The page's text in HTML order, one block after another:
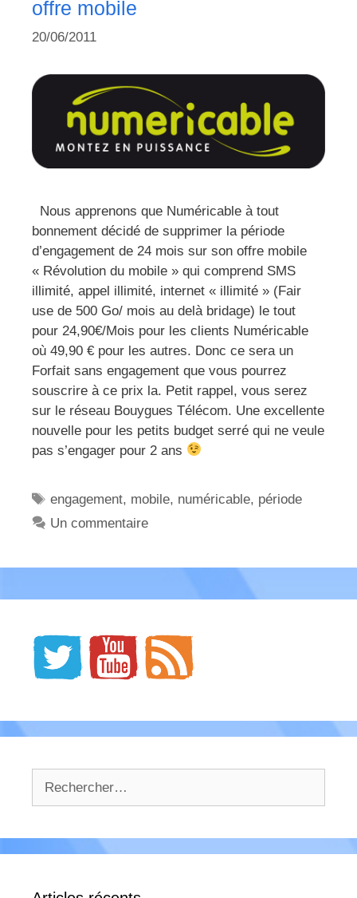
offre mobile
20/06/2011
Nous apprenons que Numéricable à tout
bonnement décidé de supprimer la période
d’engagement de 24 mois sur son offre mobile
« Révolution du mobile » qui comprend SMS
illimité, appel illimité, internet « illimité » (Fair
use de 500 Go/ mois au delà bridage) le tout
pour 24,90€/Mois pour les clients Numéricable
où 49,90 € pour les autres. Donc ce sera un
Forfait sans engagement que vous pourrez
souscrire à ce prix la. Petit rappel, vous serez
sur le réseau Bouygues Télécom. Une excellente
nouvelle pour les petits budget serré qui ne veule
pas s’engager pour 2 ans
Étiquettes
engagement, mobile, numéricable, période
Un commentaire